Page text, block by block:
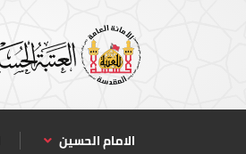
الامام الحسين